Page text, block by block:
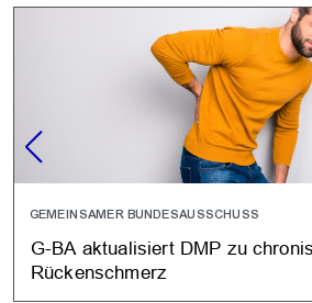
GEMEINSAMER BUNDESAUSSCHUSS
G-BA aktualisiert DMP zu
Rückenschmerz